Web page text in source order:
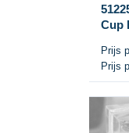
Cup
Prijs
Prijs